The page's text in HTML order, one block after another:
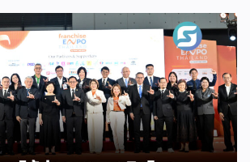
รียงเอาไว้ โดยต้องทรงตัวด้วยความแม่นยำ
อมรังสรรค์ลีลาท่ารำอันตื่นตาตื่นใจ ไม่ว่าจะ
ระมิดมนุษย์ หรือท่ามังกรพลิกกาย การ
เคลื่อนไหว ลมหายใจ และพละกำลังเข้าด้วย
นี้เอง ที่หล่อหลอมให้เกิดเป็นสุนทรียศาสตร์
งศิลปะโบราณชนิดนี้ นับตั้งแต่คริสต์
นมา กุนซานจูได้รับการยอมรับอย่างกว้าง
ะเทศ […]
ธุรกิจแฟรนไชส์ที่อยู่ในการส่งเสริมสนับสนุน
งษ์ นัยนาภากรณ์ อธิบดีกรมพัฒนาธุรกิจ
ณิชย์ เปิดเผยภายหลังเป็นประธานเปิดงาน
โป ไทยแลนด์ บาย สมาร์ท เอสเอ็มอี เอ็กซ์
Thailand by Smart SME Expo)” ซึ่ง
แฟรนไชส์ชั้นนำที่จัดขึ้นโดย บริษัท พีเอ็มจี
พื่อยกระดับศักยภาพของผู้ประกอบการและ
ารขยายกิจการผ่านระบบแฟรนไชส์ […]